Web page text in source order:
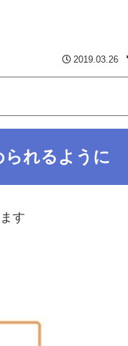
2019.03.26
られるように
す